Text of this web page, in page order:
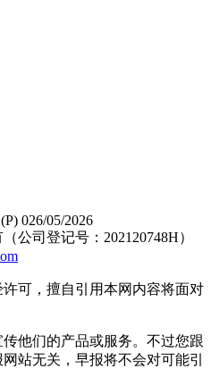
026/05/2026
公司登记号：202120748H）
可，擅自引用本网内容将面对
他们的产品或服务。不过您跟
站无关，早报将不会对可能引